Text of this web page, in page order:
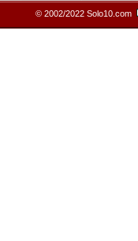
© 2002/2022 Solo10.com